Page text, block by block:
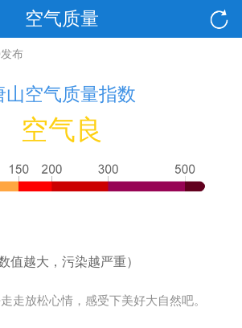
空气质量
布
山空气质量指数
空气良
数值越大，污染越严重）
走放松心情，感受下美好大自然吧。